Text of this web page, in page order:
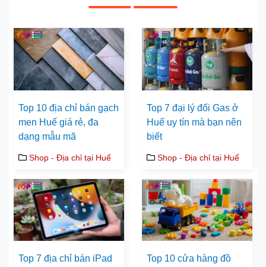
Top 10 địa chỉ bán gạch
men Huế giá rẻ, đa
dạng mẫu mã
Shop - Địa chỉ tại Huế
Top 7 đại lý đổi Gas ở
Huế uy tín mà bạn nên
biết
Shop - Địa chỉ tại Huế
Top 7 địa chỉ bán iPad
Top 10 cửa hàng đồ